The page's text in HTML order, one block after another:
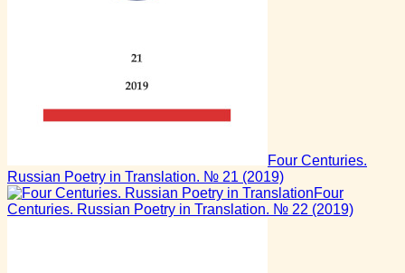
Four Centuries.
Russian Poetry in Translation. № 21 (2019)
Four
Centuries. Russian Poetry in Translation. № 22 (2019)